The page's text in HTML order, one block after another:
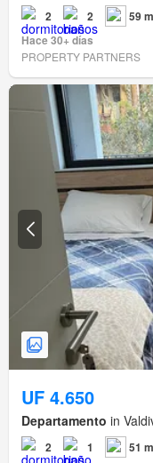
2 2
59
Hace 30+ días
PROPERTY PARTNERS
UF 4.650
Departamento in
2 1 51